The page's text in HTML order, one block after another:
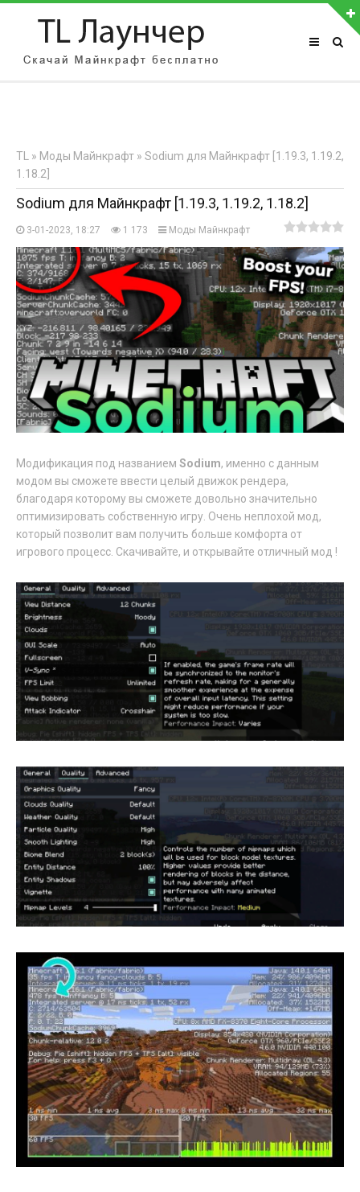
АВТОРИЗАЦИЯ НА САЙТЕ
Регистрация
TL » Моды Майнкрафт » Sodium для Майнкрафт [1.19.3, 1.19.2,
1.18.2]
Sodium для Майнкрафт [1.19.3, 1.19.2, 1.18.2]
3-01-2023, 18:27 1 173 Моды Майнкрафт
Модификация под названием Sodium, именно с данным
модом вы сможете ввести целый движок рендера,
благодаря которому вы сможете довольно значительно
оптимизировать собственную игру. Очень неплохой мод,
который позволит вам получить больше комфорта от
игрового процесс. Скачивайте, и открывайте отличный мод !